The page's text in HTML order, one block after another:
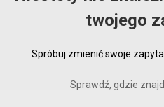
twojego
Spróbuj zmienić swoje
Sprawdź, gdzie